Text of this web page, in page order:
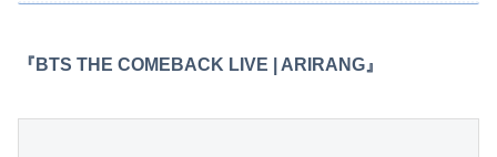
『BTS THE COMEBACK LIVE | ARIRANG』